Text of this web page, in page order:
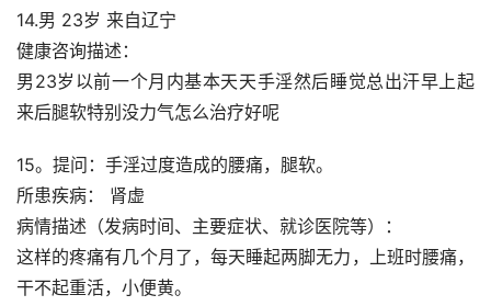
14.男 23岁 来自辽宁
健康咨询描述：
男23岁以前一个月内基本天天手淫然后睡觉总出汗早上起
来后腿软特别没力气怎么治疗好呢
15。提问：手淫过度造成的腰痛，腿软。
所患疾病： 肾虚
病情描述（发病时间、主要症状、就诊医院等）：
这样的疼痛有几个月了，每天睡起两脚无力，上班时腰痛，
干不起重活，小便黄。